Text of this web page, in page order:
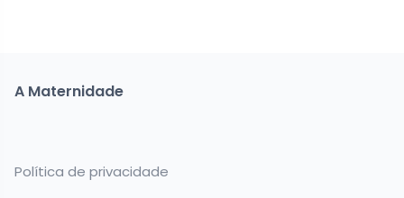
A Maternidade
Política de privacidade